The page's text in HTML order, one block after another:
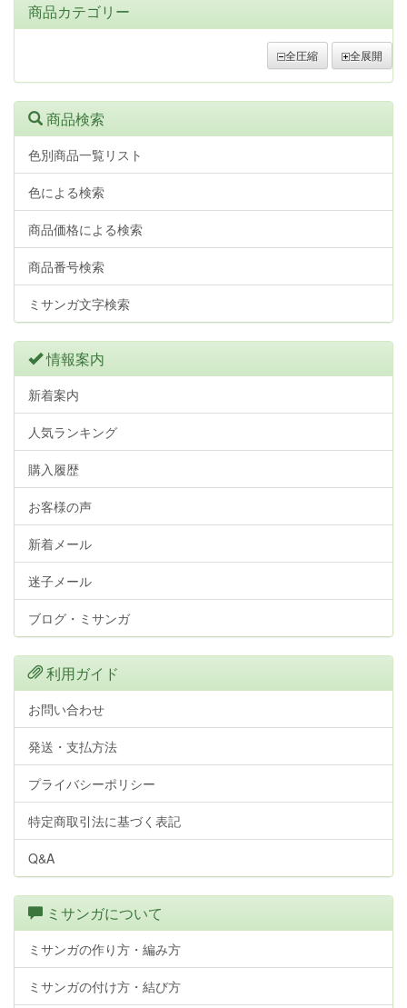
商品カテゴリー
全圧縮 全展開
商品検索
色別商品一覧リスト
色による検索
商品価格による検索
商品番号検索
ミサンガ文字検索
情報案内
新着案内
人気ランキング
購入履歴
お客様の声
新着メール
迷子メール
ブログ・ミサンガ
利用ガイド
お問い合わせ
発送・支払方法
プライバシーポリシー
特定商取引法に基づく表記
Q&A
ミサンガについて
ミサンガの作り方・編み方
ミサンガの付け方・結び方